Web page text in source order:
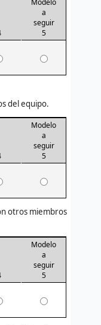
Modelo
a
seguir
5
del equipo.
Modelo
a
seguir
5
otros miembros
Modelo
a
seguir
5